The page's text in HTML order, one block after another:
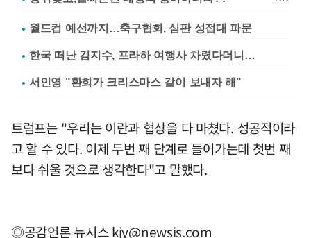
월드컵 예선까지…축구협회, 심판 성접대 파문
한국 떠난 김지수, 프라하 여행사 차렸다더니…
서인영 "환희가 크리스마스 같이 보내자 해"
트럼프는 "우리는 이란과 협상을 다 마쳤다. 성공적이라
고 할 수 있다. 이제 두번 째 단계로 들어가는데 첫번 째
보다 쉬울 것으로 생각한다"고 말했다.
◎공감언론 뉴시스kjy@newsis.com